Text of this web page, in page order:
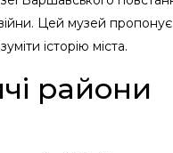
Цей музей пропонує
історію міста.
райони